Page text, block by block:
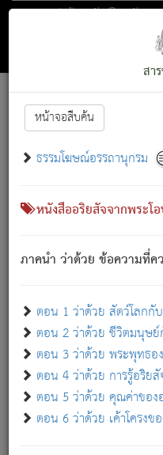
ตอน 1 ว่าด้วย สัตว์โลกกับจตุ
สา
หน้าจอสืบค้น
ธรรมโฆษณ์อรรถานุกรม
หนังสืออริยสัจจากพระโ
ภาคนำ ว่าด้วย ข้อความที่ค
ตอน 1 ว่าด้วย สัตว์โลกกั
ตอน 2 ว่าด้วย ชีวิตมนุษย์
ตอน 3 ว่าด้วย พระพุทธอ
ตอน 4 ว่าด้วย การรู้อริย
ตอน 5 ว่าด้วย คุณค่าของ
ตอน 6 ว่าด้วย เค้าโครงข
Font :15 ]||
สัตว์โลกนี้ เกิดความเดือ
เขาสำคัญสิ่งใด โดยควา
(ตามที่เป็นจริง) โดยประกา
สัตว์โลกติดข้องอยู่ในภ
เป็นอย่างอื่น (จากที่มันเป็นอ
เขาเพลิดเพลินยิ่งนักในสิ่
เขากลัวต่อสิ่งใดสิ่งนั้นเป็นทุ
พรหมจรรย์นี้ อันบุคคลย่
ภพ.
สมณะหรือพราหมณ์เหล่
มีได้เพราะภพ เรากล่าวว่
มิใช่ผู้หลดพ้นจากภพ.